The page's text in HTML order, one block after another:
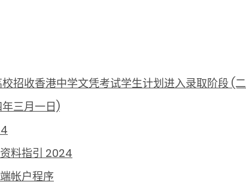
招收香港中学文凭考试学生计划进入录取阶段 (
三月一日)
料指引 2024
帐户程序